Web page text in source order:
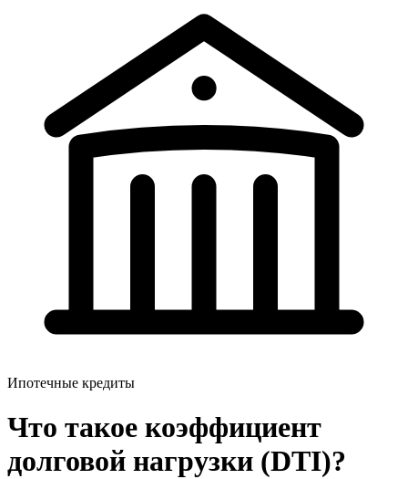
Ипотечные кредиты
Что такое коэффициент
долговой нагрузки (DTI)?